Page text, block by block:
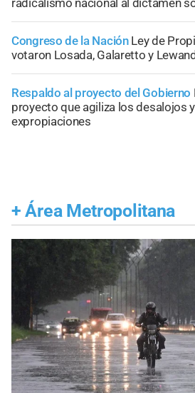
radicalismo nacional al dictamen
Congreso de la Nación Ley de
votaron Losada, Galaretto y
Respaldo al proyecto del Gobierno
proyecto que agiliza los desalojos
expropiaciones
+ Área Metropolitana